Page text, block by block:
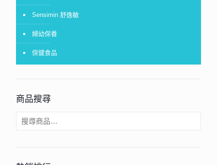
Sensimin 舒逸敏
婦幼保養
保健食品
商品搜尋